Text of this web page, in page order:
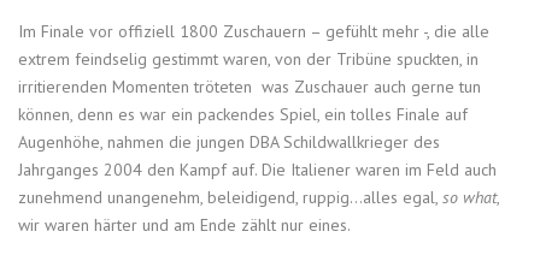
Im Finale vor offiziell 1800 Zuschauern – gefühlt mehr -, die alle
extrem feindselig gestimmt waren, von der Tribüne spuckten, in
irritierenden Momenten tröteten was Zuschauer auch gerne tun
können, denn es war ein packendes Spiel, ein tolles Finale auf
Augenhöhe, nahmen die jungen DBA Schildwallkrieger des
Jahrganges 2004 den Kampf auf. Die Italiener waren im Feld auch
zunehmend unangenehm, beleidigend, ruppig…alles egal, so what,
wir waren härter und am Ende zählt nur eines.